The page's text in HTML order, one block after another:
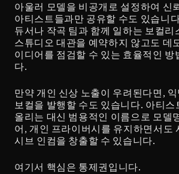
아울러 모델을 비공개로 설정하여 신
아티스트들과만 공유할 수도 있습니
듀서나 작곡 팀과 함께 일하는 보컬리
스튜디오 대관을 예약하지 않고도 데
이디어를 점검할 수 있는 효율적인 방
다.
만약 개인 신상 노출이 우려된다면,
보컬을 발행할 수도 있습니다. 아티스
올리는 대신 범용적인 이름으로 모델
어, 개인 프라이버시를 유지하면서도
시브 인컴을 창출할 수 있습니다.
여기서 핵심은 통제권입니다.